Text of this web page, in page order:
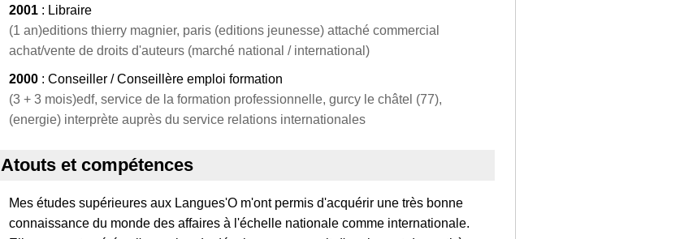
2001 : Libraire
(1 an)editions thierry magnier, paris (editions jeunesse) attaché commercial
achat/vente de droits d'auteurs (marché national / international)
2000 : Conseiller / Conseillère emploi formation
(3 + 3 mois)edf, service de la formation professionnelle, gurcy le châtel (77),
(energie) interprète auprès du service relations internationales
Atouts et compétences
Mes études supérieures aux Langues'O m'ont permis d'acquérir une très bonne
connaissance du monde des affaires à l'échelle nationale comme internationale.